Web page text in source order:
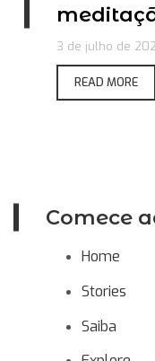
Comece
Home
Stories
Saiba
3 de julho de
READ MORE